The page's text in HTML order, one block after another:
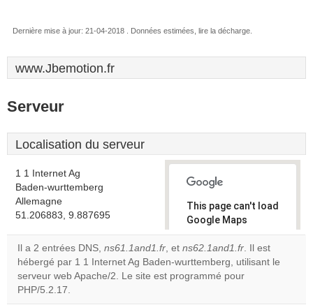
Dernière mise à jour: 21-04-2018 . Données estimées, lire la décharge.
www.Jbemotion.fr
Serveur
Localisation du serveur
1 1 Internet Ag
Baden-wurttemberg
Allemagne
51.206883, 9.887695
This page can't load
Google Maps
correctly.
Do you
own this
Il a 2 entrées DNS, ns61.1and1.fr, et ns62.1and1.fr. Il est
hébergé par 1 1 Internet Ag Baden-wurttemberg, utilisant le
serveur web Apache/2. Le site est programmé pour
PHP/5.2.17.